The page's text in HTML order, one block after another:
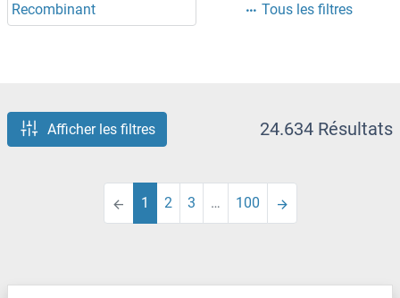
Recombinant Tous les filtres
Afficher les filtres 24.634 Résultats
1 2 3 … 100